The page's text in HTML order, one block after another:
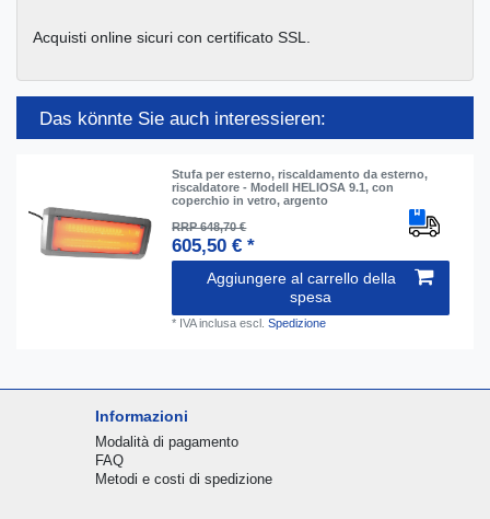
Acquisti online sicuri con certificato SSL.
Das könnte Sie auch interessieren:
Stufa per esterno, riscaldamento da esterno,
riscaldatore - Modell HELIOSA 9.1, con
coperchio in vetro, argento
RRP 648,70 €
605,50 € *
Aggiungere al carrello della
spesa
* IVA inclusa escl.Spedizione
Informazioni
Modalità di pagamento
FAQ
Metodi e costi di spedizione